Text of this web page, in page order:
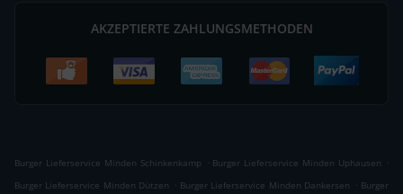
AKZEPTIERTE ZAHLUNGSMETHODEN
Burger Lieferservice Minden Schinkenkamp . Burger Lieferservice Minden Uphausen .
Burger Lieferservice Minden Dützen . Burger Lieferservice Minden Dankersen . Burger